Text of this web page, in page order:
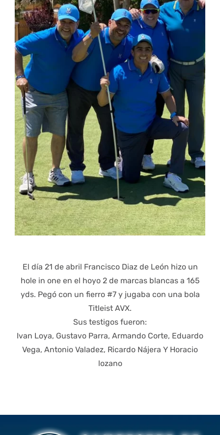
El día 21 de abril Francisco Diaz de León hizo un
hole in one en el hoyo 2 de marcas blancas a 165
yds. Pegó con un fierro #7 y jugaba con una bola
Titleist AVX.
Sus testigos fueron:
Ivan Loya, Gustavo Parra, Armando Corte, Eduardo
Vega, Antonio Valadez, Ricardo Nájera Y Horacio
lozano